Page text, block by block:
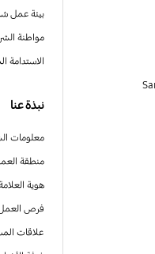
بيئة عمل
مواطنة
الاستدامة
نبذة عنا
معلومات
منطقة
هوية
فرص
علاقات